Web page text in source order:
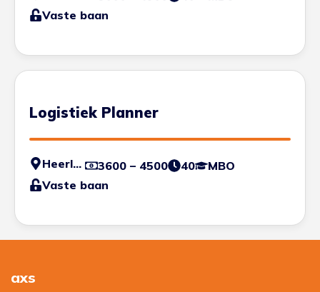
Vaste baan
Logistiek Planner
Heerlen 3600 – 4500 40
MBO
Vaste baan
axs